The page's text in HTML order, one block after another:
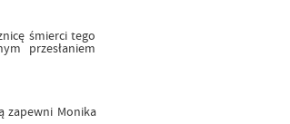
śmierci tego
przesłaniem
zapewni Monika